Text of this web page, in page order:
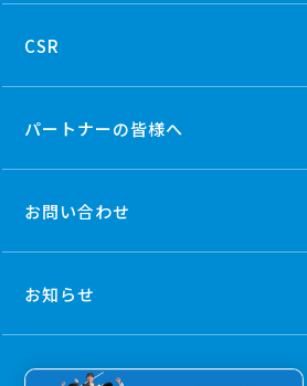
CSR
パートナーの皆様へ
お問い合わせ
お知らせ